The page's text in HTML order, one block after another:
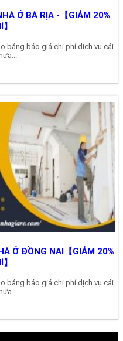
Ở BÀ RỊA -【GIẢM 20%
bảng báo giá chi phí dịch vụ cải
Ở ĐỒNG NAI【GIẢM 20%
bảng báo giá chi phí dịch vụ cải